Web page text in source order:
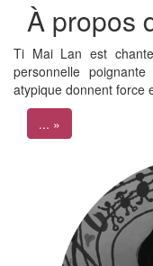
À propos
Ti Mai Lan est
personnelle
atypique donnent force
... »